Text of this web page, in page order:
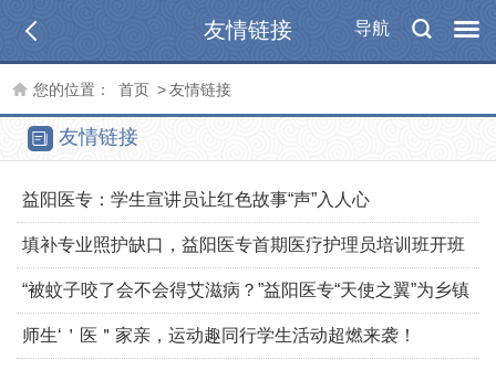
导航
友情链接
您的位置： 首页 >友情链接
友情链接
益阳医专：学生宣讲员让红色故事“声”入人心
填补专业照护缺口，益阳医专首期医疗护理员培训班开班
“被蚊子咬了会不会得艾滋病？”益阳医专“天使之翼”为乡镇
学子带来一堂别样防艾宣讲
师生‘＇医＂家亲，运动趣同行学生活动超燃来袭！